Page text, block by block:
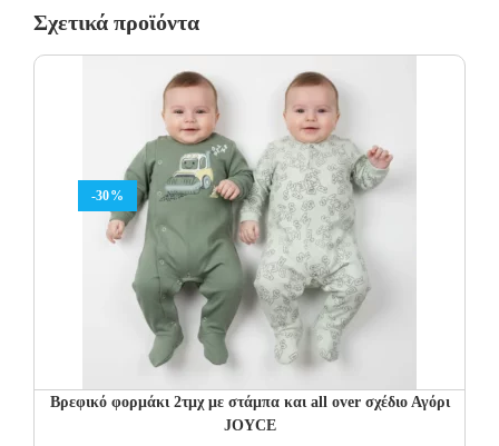
Σχετικά προϊόντα
-30%
Βρεφικό φορμάκι 2τμχ με στάμπα και all over σχέδιο Αγόρι
JOYCE